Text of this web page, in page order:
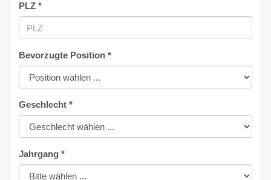
PLZ *
Bevorzugte Position *
Geschlecht *
Jahrgang *